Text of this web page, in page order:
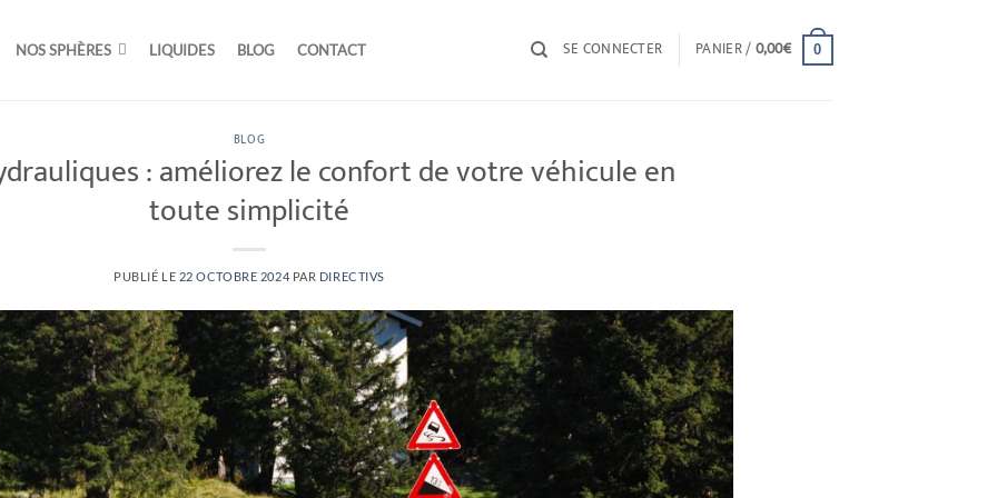
NOS SPHÈRES LIQUIDES BLOG CONTACT SE CONNECTER PANIER /0,00€ 0
BLOG
: améliorez le confort de votre véhicule en
toute simplicité
PUBLIÉ LE 22 OCTOBRE 2024 PAR DIRECTIVS